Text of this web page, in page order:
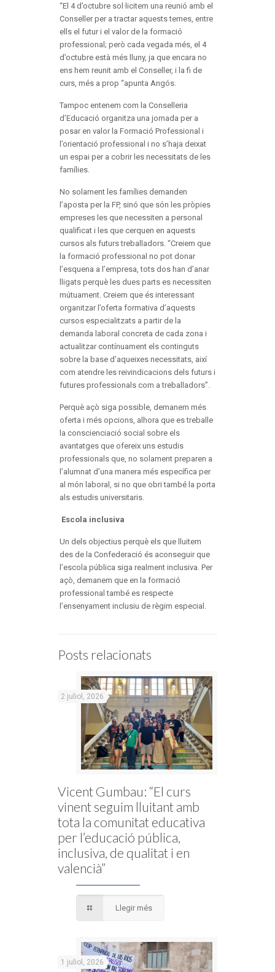
“El 4 d’octubre sol·licitem una reunió amb el
Conseller per a tractar aquests temes, entre
ells el futur i el valor de la formació
professional; però cada vegada més, el 4
d’octubre està més lluny, ja que encara no
ens hem reunit amb el Conseller, i la fi de
curs, més a prop “apunta Angós.
Tampoc entenem com la Conselleria
d’Educació organitza una jornada per a
posar en valor la Formació Professional i
l’orientació professional i no s’haja deixat
un espai per a cobrir les necessitats de les
famílies.
No solament les famílies demanden
l’aposta per la FP, sinó que són les pròpies
empreses les que necessiten a personal
qualificat i les que cerquen en aquests
cursos als futurs treballadors. “Creiem que
la formació professional no pot donar
l’esquena a l’empresa, tots dos han d’anar
lligats perquè les dues parts es necessiten
mútuament. Creiem que és interessant
organitzar l’oferta formativa d’aquests
cursos especialitzats a partir de la
demanda laboral concreta de cada zona i
actualitzar contínuament els continguts
sobre la base d’aqueixes necessitats, així
com atendre les reivindicacions dels futurs i
futures professionals com a treballadors”.
Perquè açò siga possible, demanem més
oferta i més opcions, alhora que es treballe
la conscienciació social sobre els
avantatges que ofereix uns estudis
professionals que, no solament preparen a
l’alumnat d’una manera més específica per
al món laboral, si no que obri també la porta
als estudis universitaris.
Escola inclusiva
Un dels objectius perquè els que lluitem
des de la Confederació és aconseguir que
l’escola pública siga realment inclusiva. Per
açò, demanem que en la formació
professional també es respecte
l’ensenyament inclusiu de règim especial.
Posts relacionats
2 juliol, 2026
Vicent Gumbau: “El curs
vinent seguim lluitant amb
tota la comunitat educativa
per l’educació pública,
inclusiva, de qualitat i en
valencià”
Llegir més
1 juliol, 2026